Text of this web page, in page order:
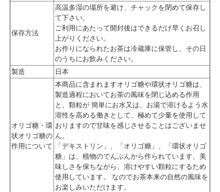
保存方法
高温多湿の場所を避け、チャックを閉めて保存し
て下さい。
ご利用にあたって開封後はできるだけ早くお召し
上がりください。
お作りになられたお茶は冷蔵庫に保管し、その日
のうちにお飲みください。
製造
日本
オリゴ糖・環
状オリゴ糖の
作用について
本商品に含まれますオリゴ糖や環状オリゴ糖は、
製造過程においてお茶の風味を閉じ込める作用
と、顆粒が 簡単にお水又は、お湯で溶けるよう水
溶性を高める働きとして、極めて少量を使用して
おりますので甘味を感じさせることはございませ
ん。
「デキストリン」、「オリゴ糖」、「環状オリゴ
糖」は、植物のでんぷんから作られています。美
味しさを保ちながら、溶けやすい顆粒にするため
使用しています。 なのでお茶本来の自然の風味を
お楽しみいただけます。